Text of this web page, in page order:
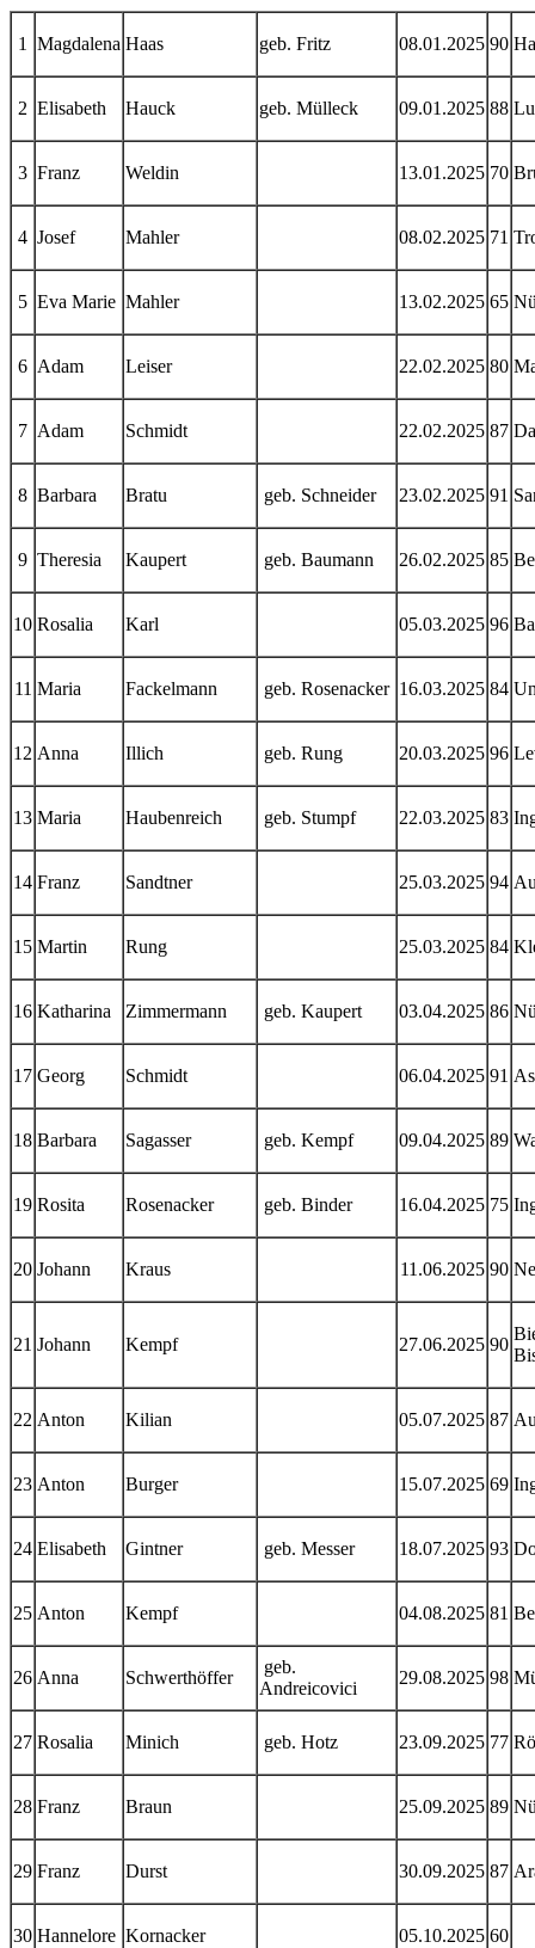
1 Magdalena Haas geb. Fritz 08.01.2025 90
2 Elisabeth Hauck geb. Mülleck 09.01.2025 88
3 Franz Weldin 13.01.2025 70
4 Josef Mahler 08.02.2025 71
5 Eva Marie Mahler 13.02.2025 65
6 Adam Leiser 22.02.2025 80
7 Adam Schmidt 22.02.2025 87
8 Barbara Bratu geb. Schneider 23.02.2025 91
9 Theresia Kaupert geb. Baumann 26.02.2025 85
10 Rosalia Karl 05.03.2025 96
11 Maria Fackelmann geb. Rosenacker 16.03.2025 84
12 Anna Illich geb. Rung 20.03.2025 96
13 Maria Haubenreich geb. Stumpf 22.03.2025 83
14 Franz Sandtner 25.03.2025 94
15 Martin Rung 25.03.2025 84
16 Katharina Zimmermann geb. Kaupert 03.04.2025 86
17 Georg Schmidt 06.04.2025 91
18 Barbara Sagasser geb. Kempf 09.04.2025 89
19 Rosita Rosenacker geb. Binder 16.04.2025 75
20 Johann Kraus 11.06.2025 90
21 Johann Kempf 27.06.2025 90
22 Anton Kilian 05.07.2025 87
23 Anton Burger 15.07.2025 69
24 Elisabeth Gintner geb. Messer 18.07.2025 93
25 Anton Kempf 04.08.2025 81
26 Anna Schwerthöffer
geb.
Andreicovici
29.08.2025 98
27 Rosalia Minich geb. Hotz 23.09.2025 77
28 Franz Braun 25.09.2025 89
29 Franz Durst 30.09.2025 87
30 Hannelore Kornacker 05.10.2025 60